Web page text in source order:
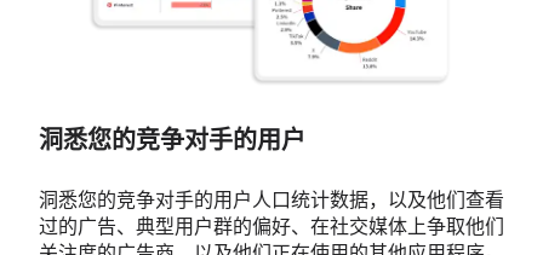
洞悉您的竞争对手的用户
洞悉您的竞争对手的用户人口统计数据，以及他们查看
过的广告、典型用户群的偏好、在社交媒体上争取他们